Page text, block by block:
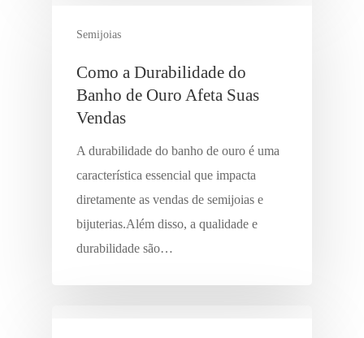
Semijoias
Como a Durabilidade do
Banho de Ouro Afeta Suas
Vendas
A durabilidade do banho de ouro é uma
característica essencial que impacta
diretamente as vendas de semijoias e
bijuterias.Além disso, a qualidade e
durabilidade são…